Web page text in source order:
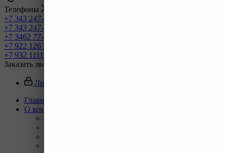
Телефоны
+7 343 247-83-62
+7 343 247-82-50
+7 3462 77-41-47
+7 922 126 9 000
+7 932 11111 42
Заказать звонок
Личный кабинет
Главная
О компании